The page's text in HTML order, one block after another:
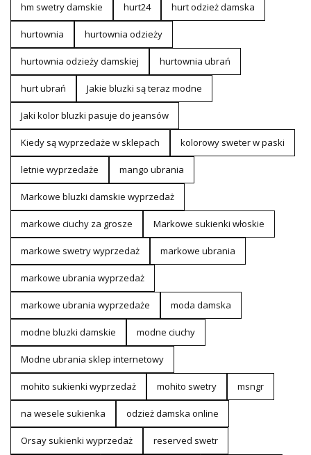
hm swetry damskie hurt24 hurt odzież damska
hurtownia hurtownia odzieży
hurtownia odzieży damskiej hurtownia ubrań
hurt ubrań Jakie bluzki są teraz modne
Jaki kolor bluzki pasuje do jeansów
Kiedy są wyprzedaże w sklepach kolorowy sweter w paski
letnie wyprzedaże mango ubrania
Markowe bluzki damskie wyprzedaż
markowe ciuchy za grosze Markowe sukienki włoskie
markowe swetry wyprzedaż markowe ubrania
markowe ubrania wyprzedaż
markowe ubrania wyprzedaże moda damska
modne bluzki damskie modne ciuchy
Modne ubrania sklep internetowy
mohito sukienki wyprzedaż mohito swetry msngr
na wesele sukienka odzież damska online
Orsay sukienki wyprzedaż reserved swetr